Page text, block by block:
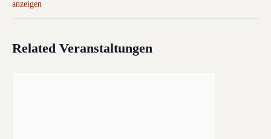
anzeigen
Related Veranstaltungen